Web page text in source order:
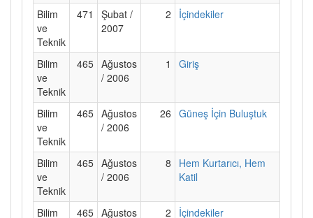
Bilim
ve
Teknik
471
Şubat /
2007
2 İçindekiler
Bilim
ve
Teknik
465 Ağustos
/ 2006
1 Giriş
Bilim
ve
Teknik
465 Ağustos
/ 2006
26 Güneş İçin Buluştuk
Bilim
ve
Teknik
465 Ağustos
/ 2006
8
Hem Kurtarıcı, Hem
Katil
Bilim 465 Ağustos 2 İçindekiler